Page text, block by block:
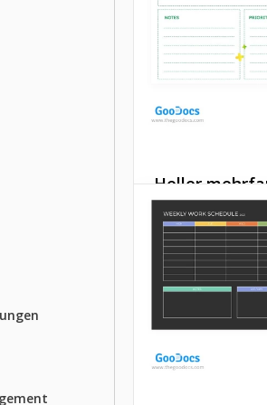
Anpassbare
Google Docs
Heller
Arbeitsplan
Unsere helle,
Vorlage für die
Arbeitsplanung
Ihre Arbeit für
kommende